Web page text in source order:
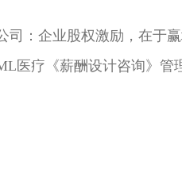
司：企业股权激励，在于
医疗《薪酬设计咨询》管